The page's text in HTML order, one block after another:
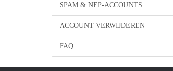
SPAM & NEP-ACCOUNTS
ACCOUNT VERWIJDEREN
FAQ